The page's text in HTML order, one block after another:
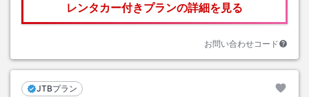
レンタカー付きプランの詳細を見る
お問い合わせコード
JTBプラン